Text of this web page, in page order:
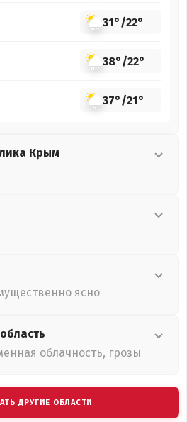
31°/22°
38°/22°
37°/21°
Крым
ясно
область
облачность, грозы
ДРУГИЕ ОБЛАСТИ